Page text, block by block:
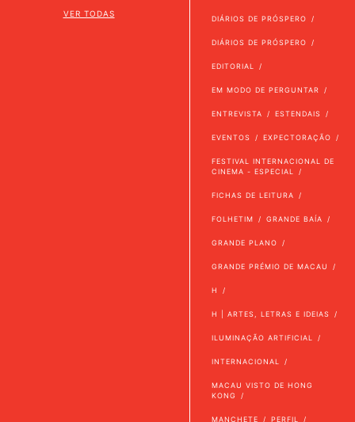
VER TODAS
DIÁRIOS DE PRÓSPERO
DIÁRIOS DE PRÓSPERO
EDITORIAL
EM MODO DE PERGUNTAR
ENTREVISTA ESTENDAIS
EVENTOS EXPECTORAÇÃO
FESTIVAL INTERNACIONAL DE
CINEMA - ESPECIAL
FICHAS DE LEITURA
FOLHETIM GRANDE BAÍA
GRANDE PLANO
GRANDE PRÉMIO DE MACAU
H
H | ARTES, LETRAS E IDEIAS
ILUMINAÇÃO ARTIFICIAL
INTERNACIONAL
MACAU VISTO DE HONG
KONG
MANCHETE PERFIL